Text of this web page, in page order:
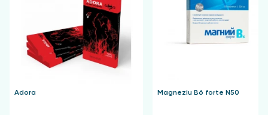
Adora Magneziu B6 forte N50